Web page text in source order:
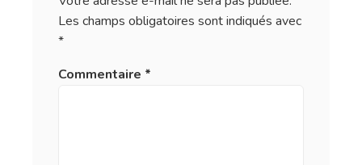
Les champs obligatoires sont indiqués avec
*
Commentaire *